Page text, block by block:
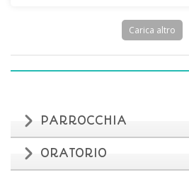
Carica altro
PARROCCHIA
ORATORIO